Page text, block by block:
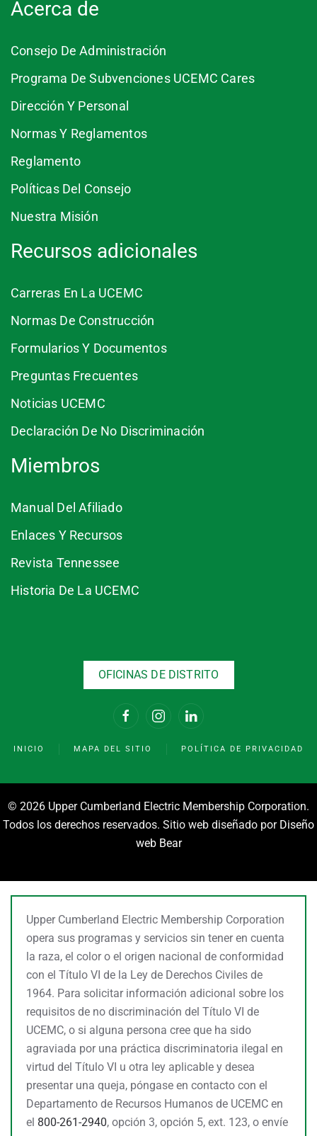
Acerca de
Consejo De Administración
Programa De Subvenciones UCEMC Cares
Dirección Y Personal
Normas Y Reglamentos
Reglamento
Políticas Del Consejo
Nuestra Misión
Recursos adicionales
Carreras En La UCEMC
Normas De Construcción
Formularios Y Documentos
Preguntas Frecuentes
Noticias UCEMC
Declaración De No Discriminación
Miembros
Manual Del Afiliado
Enlaces Y Recursos
Revista Tennessee
Historia De La UCEMC
OFICINAS DE DISTRITO
INICIO MAPA DEL SITIO POLÍTICA DE PRIVACIDAD
© 2026 Upper Cumberland Electric Membership Corporation.
Todos los derechos reservados. Sitio web diseñado por Diseño
web Bear
Upper Cumberland Electric Membership Corporation
opera sus programas y servicios sin tener en cuenta
la raza, el color o el origen nacional de conformidad
con el Título VI de la Ley de Derechos Civiles de
1964. Para solicitar información adicional sobre los
requisitos de no discriminación del Título VI de
UCEMC, o si alguna persona cree que ha sido
agraviada por una práctica discriminatoria ilegal en
virtud del Título VI u otra ley aplicable y desea
presentar una queja, póngase en contacto con el
Departamento de Recursos Humanos de UCEMC en
el 800-261-2940, opción 3, opción 5, ext. 123, o envíe